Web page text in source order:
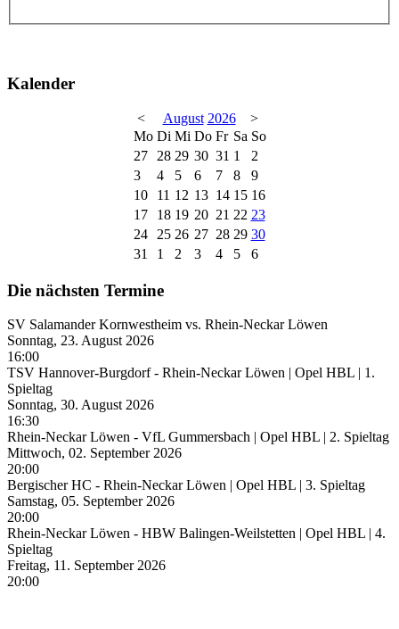
Kalender
< August 2026
>
Mo Di Mi Do Fr Sa So
27
28 29 30 31 1
2
3
4 5 6 7 8
9
10
11 12 13 14 15 16
17
18 19 20 21 22 23
24
25 26 27 28 29 30
31
1 2 3 4 5 6
Die nächsten Termine
SV Salamander Kornwestheim vs. Rhein-Neckar Löwen
Sonntag, 23. August 2026
16:00
TSV Hannover-Burgdorf - Rhein-Neckar Löwen | Opel HBL | 1.
Spieltag
Sonntag, 30. August 2026
16:30
Rhein-Neckar Löwen - VfL Gummersbach | Opel HBL | 2. Spieltag
Mittwoch, 02. September 2026
20:00
Bergischer HC - Rhein-Neckar Löwen | Opel HBL | 3. Spieltag
Samstag, 05. September 2026
20:00
Rhein-Neckar Löwen - HBW Balingen-Weilstetten | Opel HBL | 4.
Spieltag
Freitag, 11. September 2026
20:00